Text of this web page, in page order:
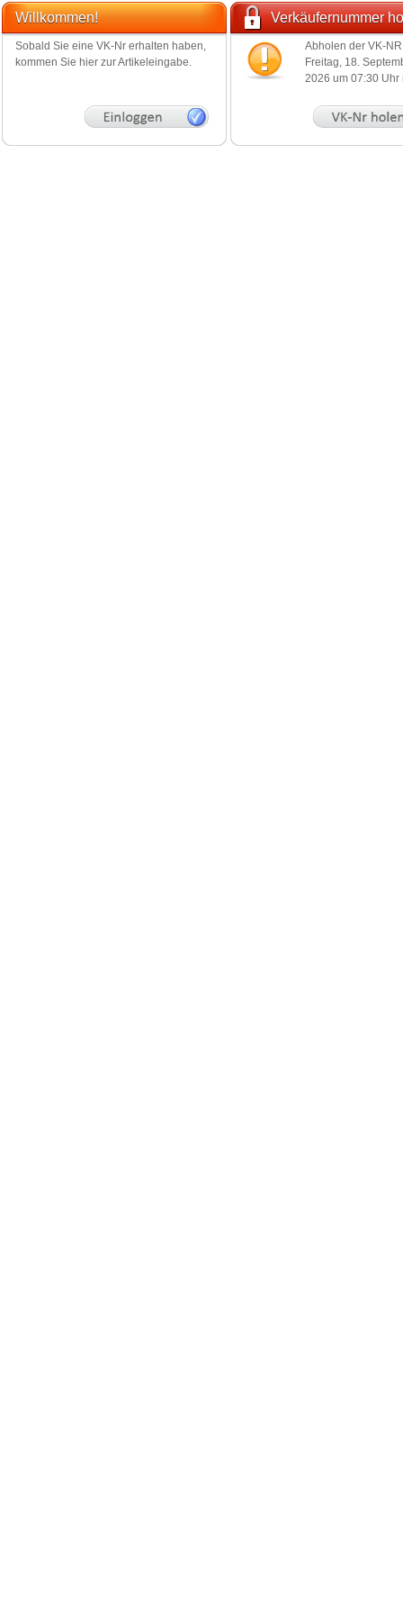
Willkommen!
Sobald Sie eine VK-Nr erhalten haben,
kommen Sie hier zur Artikeleingabe.
Verkäufernummer
Abholen der VK-
Freitag, 18.
2026 um 07:30 Uhr